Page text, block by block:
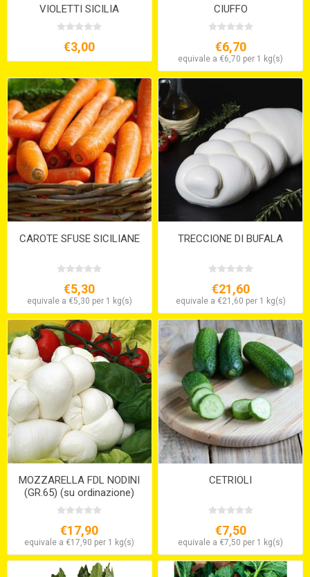
VIOLETTI SICILIA
€3,00
CIUFFO
€6,70
equivale a €6,70 per 1 kg(s)
CAROTE SFUSE SICILIANE
€5,30
equivale a €5,30 per 1 kg(s)
TRECCIONE DI BUFALA
€21,60
equivale a €21,60 per 1 kg(s)
MOZZARELLA FDL NODINI
(GR.65) (su ordinazione)
€17,90
equivale a €17,90 per 1 kg(s)
CETRIOLI
€7,50
equivale a €7,50 per 1 kg(s)